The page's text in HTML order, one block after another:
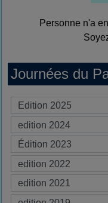
Journées du
Personne n'a